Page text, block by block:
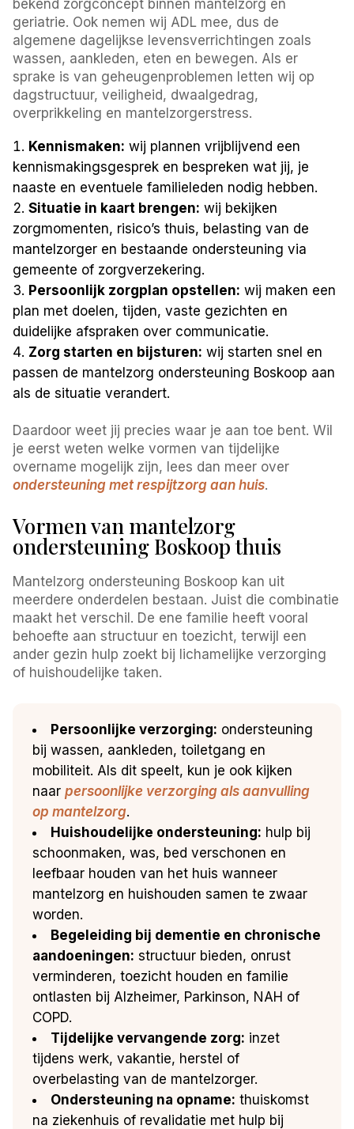
bekend zorgconcept binnen mantelzorg en
geriatrie. Ook nemen wij ADL mee, dus de
algemene dagelijkse levensverrichtingen zoals
wassen, aankleden, eten en bewegen. Als er
sprake is van geheugenproblemen letten wij op
dagstructuur, veiligheid, dwaalgedrag,
overprikkeling en mantelzorgerstress.
Kennismaken: wij plannen vrijblijvend een
kennismakingsgesprek en bespreken wat jij, je
naaste en eventuele familieleden nodig hebben.
Situatie in kaart brengen: wij bekijken
zorgmomenten, risico’s thuis, belasting van de
mantelzorger en bestaande ondersteuning via
gemeente of zorgverzekering.
Persoonlijk zorgplan opstellen: wij maken een
plan met doelen, tijden, vaste gezichten en
duidelijke afspraken over communicatie.
Zorg starten en bijsturen: wij starten snel en
passen de mantelzorg ondersteuning Boskoop aan
als de situatie verandert.
Daardoor weet jij precies waar je aan toe bent. Wil
je eerst weten welke vormen van tijdelijke
overname mogelijk zijn, lees dan meer over
ondersteuning met respijtzorg aan huis.
Vormen van mantelzorg
ondersteuning Boskoop thuis
Mantelzorg ondersteuning Boskoop kan uit
meerdere onderdelen bestaan. Juist die combinatie
maakt het verschil. De ene familie heeft vooral
behoefte aan structuur en toezicht, terwijl een
ander gezin hulp zoekt bij lichamelijke verzorging
of huishoudelijke taken.
Persoonlijke verzorging: ondersteuning
bij wassen, aankleden, toiletgang en
mobiliteit. Als dit speelt, kun je ook kijken
naarpersoonlijke verzorging als aanvulling
op mantelzorg.
Huishoudelijke ondersteuning: hulp bij
schoonmaken, was, bed verschonen en
leefbaar houden van het huis wanneer
mantelzorg en huishouden samen te zwaar
worden.
Begeleiding bij dementie en chronische
aandoeningen: structuur bieden, onrust
verminderen, toezicht houden en familie
ontlasten bij Alzheimer, Parkinson, NAH of
COPD.
Tijdelijke vervangende zorg: inzet
tijdens werk, vakantie, herstel of
overbelasting van de mantelzorger.
Ondersteuning na opname: thuiskomst
na ziekenhuis of revalidatie met hulp bij